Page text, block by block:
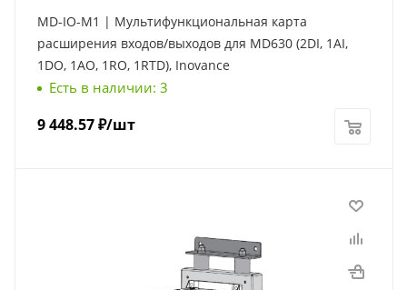
MD-IO-M1 | Мультифункциональная карта
расширения входов/выходов для MD630 (2DI, 1AI,
1DO, 1AO, 1RO, 1RTD), Inovance
Есть в наличии: 3
9 448.57₽/шт